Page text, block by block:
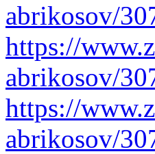
abrikosov/
https://
abrikosov/
https://
abrikosov/